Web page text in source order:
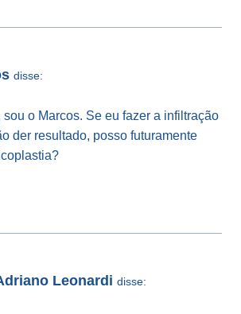
disse:
sou o Marcos. Se eu fazer a infiltração
der resultado, posso futuramente
Leonardi disse: